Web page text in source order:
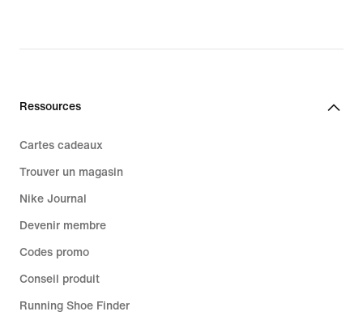
Ressources
Cartes cadeaux
Trouver un magasin
Nike Journal
Devenir membre
Codes promo
Conseil produit
Running Shoe Finder